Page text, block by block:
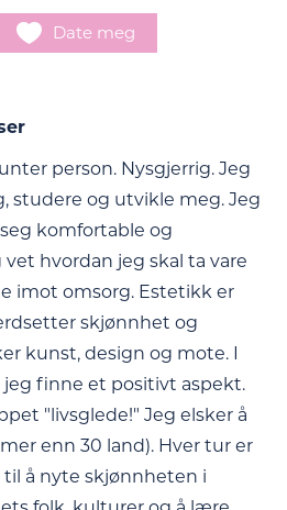
Date meg
person. Nysgjerrig. Jeg
studere og utvikle meg. Jeg
seg komfortable og
hvordan jeg skal ta vare
imot omsorg. Estetikk er
skjønnhet og
kunst, design og mote. I
finne et positivt aspekt.
"livsglede!" Jeg elsker å
enn 30 land). Hver tur er
å nyte skjønnheten i